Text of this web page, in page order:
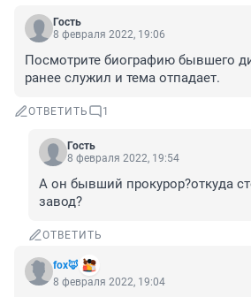
Гость
8 февраля 2022, 19:06
Посмотрите биографию бывшего
ранее служил и тема отпадает.
ОТВЕТИТЬ 1
Гость
8 февраля 2022, 19:54
А он бывший прокурор?откуда
завод?
ОТВЕТИТЬ
fox🦊
8 февраля 2022, 19:04